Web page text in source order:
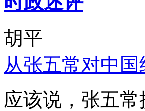
胡平
从张五常对中
应该说，张五